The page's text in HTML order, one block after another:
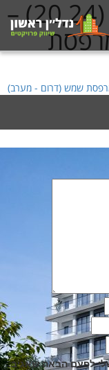
בניין 68, דירות 4 חד’ (20,24) –
מ”ר מרפסת
לפעם הבאה שאגיב.